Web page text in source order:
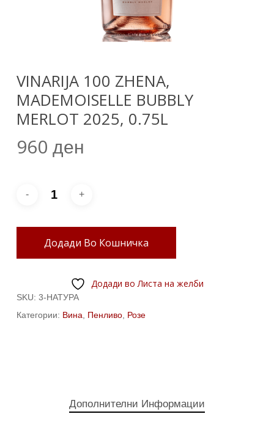
VINARIJA 100 ZHENA,
MADEMOISELLE BUBBLY
MERLOT 2025, 0.75L
960 ден
Додади Во Кошничка
Додади во Листа на желби
SKU: 3-НАТУРА
Категории: Вина, Пенливо, Розе
Дополнителни Информации